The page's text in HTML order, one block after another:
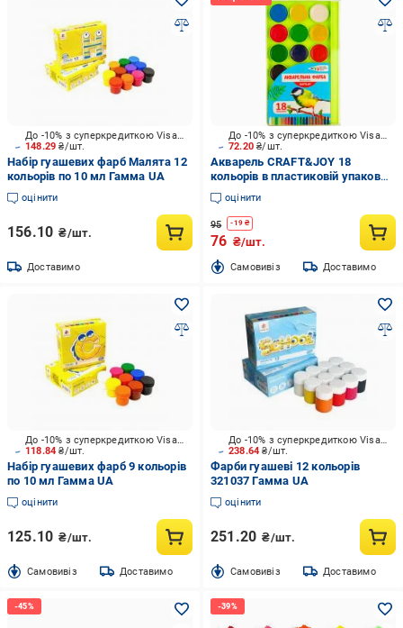
148.29₴/шт.
До -10% з суперкредиткою Visa Вигода
Набір гуашевих фарб Малята 12
кольорів по 10 мл Гамма UA
оцінити
156.10 ₴/шт.
Доставимо
72.20₴/шт.
До -10% з суперкредиткою Visa Вигода
Акварель CRAFT&JOY 18
кольорів в пластиковій упаковці
без пензлика Western Industrial
Group
оцінити
95 -19₴
76 ₴/шт.
Cамовивіз Доставимо
118.84₴/шт.
До -10% з суперкредиткою Visa Вигода
Набір гуашевих фарб 9 кольорів
по 10 мл Гамма UA
оцінити
125.10 ₴/шт.
Cамовивіз Доставимо
238.64₴/шт.
До -10% з суперкредиткою Visa Вигода
Фарби гуашеві 12 кольорів
321037 Гамма UA
оцінити
251.20 ₴/шт.
Cамовивіз Доставимо